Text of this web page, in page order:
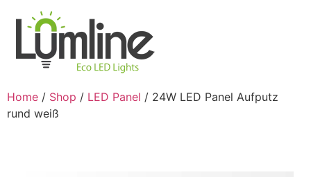
Home / Shop / LED Panel / 24W LED Panel Aufputz
rund weiß